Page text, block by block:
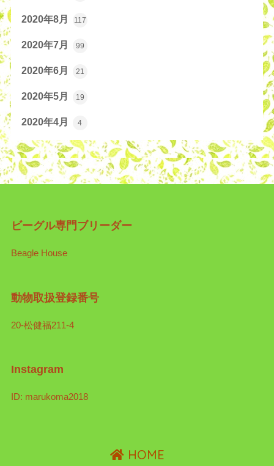
2020年8月 117
2020年7月 99
2020年6月 21
2020年5月 19
2020年4月 4
ビーグル専門ブリーダー
Beagle House
動物取扱登録番号
20-松健福211-4
Instagram
ID: marukoma2018
HOME